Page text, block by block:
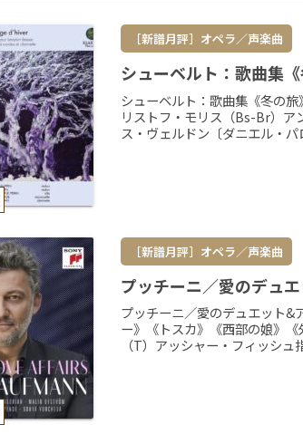
［新譜月評］オペラ／声楽曲
シューベルト：歌曲集《
シューベルト：歌曲集《冬の
リストフ・モリス（Bs-Br）ア
ス・ヴェルドン〔ダニエル・
［新譜月評］オペラ／声楽曲
プッチーニ／愛のデュ
プッチーニ／愛のデュエット&
ー》《トスカ》《西部の娘》
（T）アッシャー・フィッシ